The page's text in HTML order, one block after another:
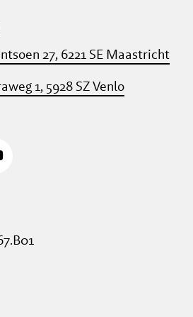
27, 6221 SE Maastricht
1, 5928 SZ Venlo